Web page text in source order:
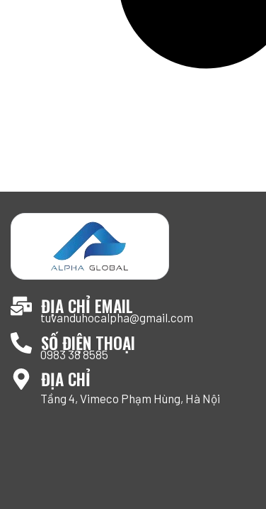
ĐỊA CHỈ EMAIL
tuvanduhocalpha@gmail.com
SỐ ĐIỆN THOẠI
0983 38 8585
ĐỊA CHỈ
Tầng 4, Vimeco Phạm Hùng, Hà Nội